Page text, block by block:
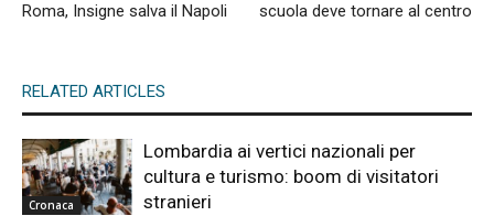
Roma, Insigne salva il Napoli
scuola deve tornare al centro
RELATED ARTICLES
Cronaca
Lombardia ai vertici nazionali per
cultura e turismo: boom di visitatori
stranieri